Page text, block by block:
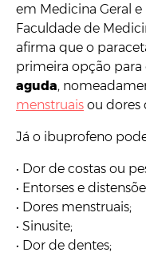
em Medicina Geral e
Faculdade de
afirma que o
primeira opção para
aguda,
menstruais ou dores
Já o ibuprofeno
• Dor de costas ou
• Entorses e
• Dores menstruais;
• Sinusite;
• Dor de dentes;